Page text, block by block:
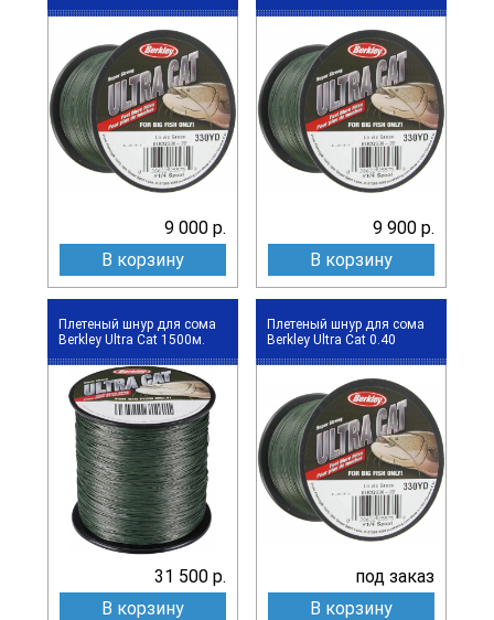
9 000 р.
В корзину
9 900 р.
В корзину
Плетеный шнур для сома
Berkley Ultra Cat 1500м.
31 500 р.
В корзину
Плетеный шнур для сома
Berkley Ultra Cat 0.40
под заказ
В корзину